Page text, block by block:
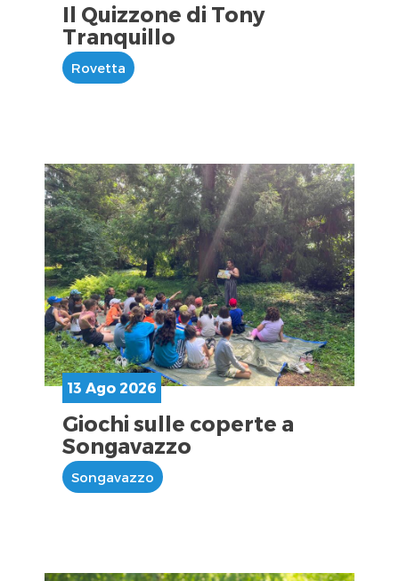
Il Quizzone di Tony
Tranquillo
Rovetta
13 Ago 2026
Giochi sulle coperte a
Songavazzo
Songavazzo